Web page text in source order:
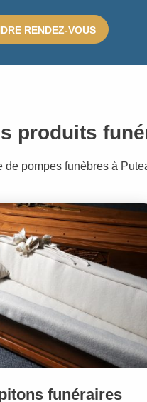
RENDEZ-VOUS
produits
pompes funèbres à
funéraires